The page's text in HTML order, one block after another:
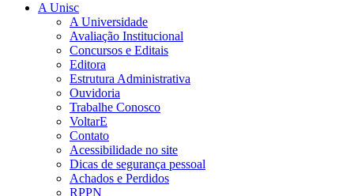
A Unisc
A Universidade
Avaliação Institucional
Concursos e Editais
Editora
Estrutura Administrativa
Ouvidoria
Trabalhe Conosco
VoltarE
Contato
Acessibilidade no site
Dicas de segurança pessoal
Achados e Perdidos
RPPN